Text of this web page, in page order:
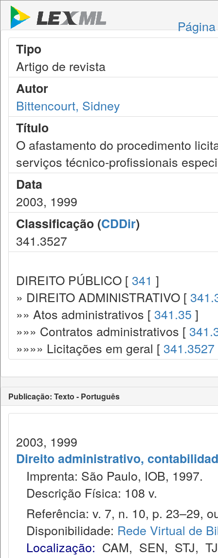
Tipo
Artigo de revista
Autor
Bittencourt, Sidney
Título
O afastamento do procedimento
serviços técnico-profissionais
Data
2003, 1999
Classificação (CDDir)
341.3527
DIREITO PÚBLICO [ 341 ]
» DIREITO ADMINISTRATIVO [
»» Atos administrativos [ 341.35 ]
»»» Contratos administrativos [
»»»» Licitações em geral [ 341.3527
Publicação: Texto - Português
2003, 1999
Direito administrativo,
Imprenta: São Paulo, IOB, 1997.
Descrição Física: 108 v.
Referência: v. 7, n. 10, p. 23–29,
Disponibilidade: Rede Virtual de
Localização: CAM, SEN, STJ,